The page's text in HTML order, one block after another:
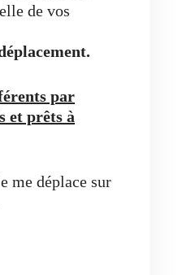
de vos
par
et prêts à
me déplace sur